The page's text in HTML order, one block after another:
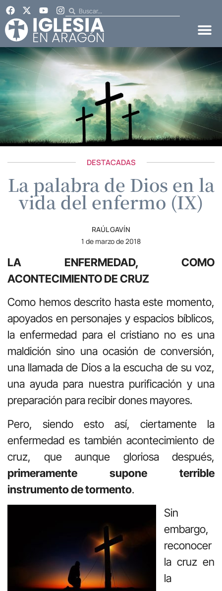
DESTACADAS
La palabra de Dios en la
vida del enfermo (IX)
RAÚL GAVÍN
1 de marzo de 2018
LA ENFERMEDAD, COMO
ACONTECIMIENTO DE CRUZ
Como hemos descrito hasta este momento,
apoyados en personajes y espacios bíblicos,
la enfermedad para el cristiano no es una
maldición sino una ocasión de conversión,
una llamada de Dios a la escucha de su voz,
una ayuda para nuestra purificación y una
preparación para recibir dones mayores.
Pero, siendo esto así, ciertamente la
enfermedad es también acontecimiento de
cruz, que aunque gloriosa después,
primeramente supone terrible
instrumento de tormento.
Sin
embargo,
reconocer
la cruz en
la